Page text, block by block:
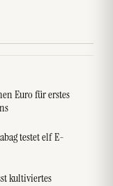
Euro für erstes
testet elf E-
kultiviertes